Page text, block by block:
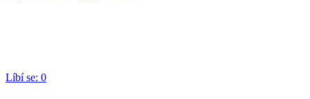
Líbí se: 0